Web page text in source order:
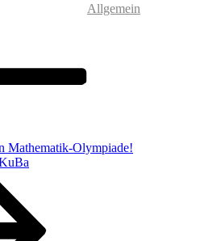
Allgemein
Mathematik-Olympiade!